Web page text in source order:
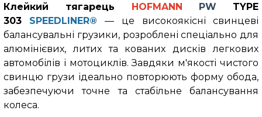
Клейкий тягарець HOFMANN PW
TYPE
303
SPEEDLINER® — це високоякісні свинцеві
балансувальні грузики, розроблені спеціально для
алюмінієвих, литих та кованих дисків легкових
автомобілів і мотоциклів. Завдяки м'якості чистого
свинцю грузи ідеально повторюють форму обода,
забезпечуючи точне та стабільне балансування
колеса.